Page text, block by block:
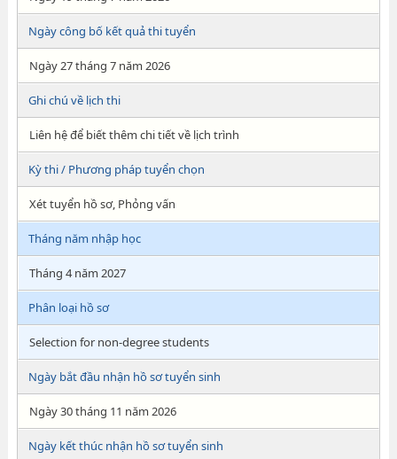
Ngày công bố kết quả thi tuyển
Ngày 27 tháng 7 năm 2026
Ghi chú về lịch thi
Liên hệ để biết thêm chi tiết về lịch trình
Kỳ thi / Phương pháp tuyển chọn
Xét tuyển hồ sơ, Phỏng vấn
Tháng năm nhập học
Tháng 4 năm 2027
Phân loại hồ sơ
Selection for non-degree students
Ngày bắt đầu nhận hồ sơ tuyển sinh
Ngày 30 tháng 11 năm 2026
Ngày kết thúc nhận hồ sơ tuyển sinh